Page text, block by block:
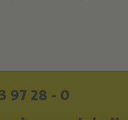
97 28 - 0